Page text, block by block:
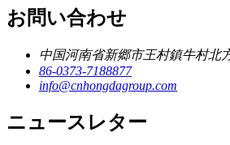
お問い合わせ
中国河南省新郷市王村鎮牛村北
86-0373-7188877
info@cnhongdagroup.com
ニュースレター